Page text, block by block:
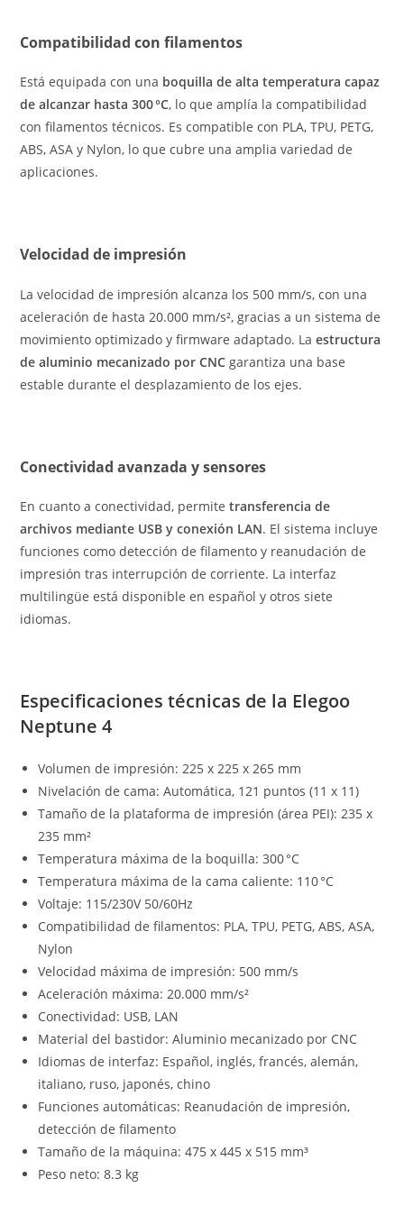
Compatibilidad con filamentos
Está equipada con una boquilla de alta temperatura capaz
de alcanzar hasta 300 °C, lo que amplía la compatibilidad
con filamentos técnicos. Es compatible con PLA, TPU, PETG,
ABS, ASA y Nylon, lo que cubre una amplia variedad de
aplicaciones.
Velocidad de impresión
La velocidad de impresión alcanza los 500 mm/s, con una
aceleración de hasta 20.000 mm/s², gracias a un sistema de
movimiento optimizado y firmware adaptado. Laestructura
de aluminio mecanizado por CNC garantiza una base
estable durante el desplazamiento de los ejes.
Conectividad avanzada y sensores
En cuanto a conectividad, permitetransferencia de
archivos mediante USB y conexión LAN. El sistema incluye
funciones como detección de filamento y reanudación de
impresión tras interrupción de corriente. La interfaz
multilingüe está disponible en español y otros siete
idiomas.
Especificaciones técnicas de la Elegoo
Neptune 4
Volumen de impresión: 225 x 225 x 265 mm
Nivelación de cama: Automática, 121 puntos (11 x 11)
Tamaño de la plataforma de impresión (área PEI): 235 x
235 mm²
Temperatura máxima de la boquilla: 300 °C
Temperatura máxima de la cama caliente: 110 °C
Voltaje: 115/230V 50/60Hz
Compatibilidad de filamentos: PLA, TPU, PETG, ABS, ASA,
Nylon
Velocidad máxima de impresión: 500 mm/s
Aceleración máxima: 20.000 mm/s²
Conectividad: USB, LAN
Material del bastidor: Aluminio mecanizado por CNC
Idiomas de interfaz: Español, inglés, francés, alemán,
italiano, ruso, japonés, chino
Funciones automáticas: Reanudación de impresión,
detección de filamento
Tamaño de la máquina: 475 x 445 x 515 mm³
Peso neto: 8.3 kg